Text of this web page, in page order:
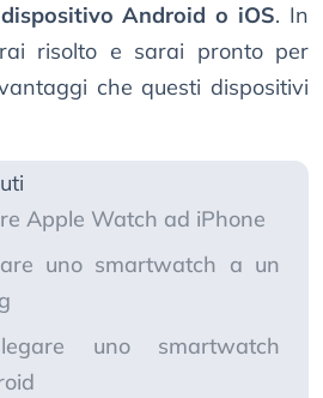
dispositivo Android o iOS. In
risolto e sarai pronto per
che questi dispositivi
Apple Watch ad iPhone
uno smartwatch a un
uno smartwatch